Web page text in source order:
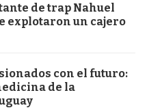
de trap Nahuel
explotaron un cajero
con el futuro:
de la